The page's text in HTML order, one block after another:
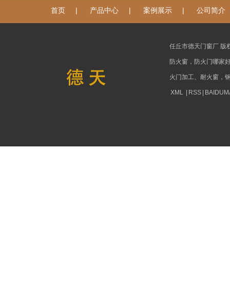
首页 | 产品中心 | 案例展示 | 公司简介
任丘市德天门窗厂 版
防火窗，防火门哪家
火门加工、耐火窗，
XML RSS